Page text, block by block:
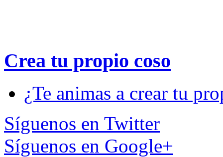
Crea tu propio coso
¿Te animas a crear tu
Síguenos en Twitter
Síguenos en Google+